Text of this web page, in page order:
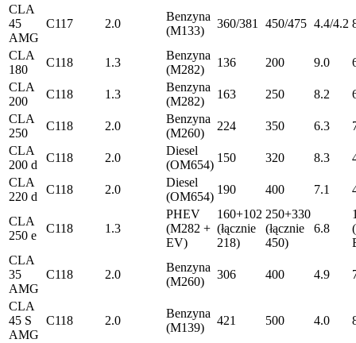
CLA
45
AMG
C117 2.0
Benzyna
(M133)
360/381 450/475 4.4/4.2
CLA
180
C118 1.3
Benzyna
(M282)
136 200 9.0
CLA
200
C118 1.3
Benzyna
(M282)
163 250 8.2
CLA
250
C118 2.0
Benzyna
(M260)
224 350 6.3
CLA
200 d
C118 2.0
Diesel
(OM654)
150 320 8.3
CLA
220 d
C118 2.0
Diesel
(OM654)
190 400 7.1
CLA
250 e
C118 1.3
PHEV
(M282 +
EV)
160+102
(łącznie
218)
250+330
(łącznie
450)
6.8
CLA
35
AMG
C118 2.0
Benzyna
(M260)
306 400 4.9
CLA
45 S
AMG
C118 2.0
Benzyna
(M139)
421 500 4.0